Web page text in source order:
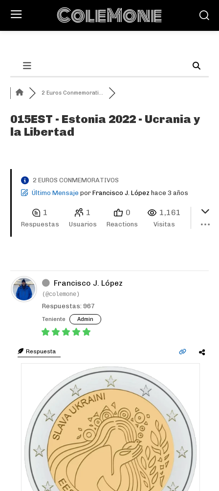
ColeMone
2 Euros Conmemorati...
015EST - Estonia 2022 - Ucrania y
la Libertad
2 EUROS CONMEMORATIVOS
Último Mensaje por Francisco J. López hace 3 años
1
Respuestas
1
Usuarios
0
Reactions
1,161
Visitas
Francisco J. López
(@colemone)
Respuestas: 967
Teniente Admin
Respuesta